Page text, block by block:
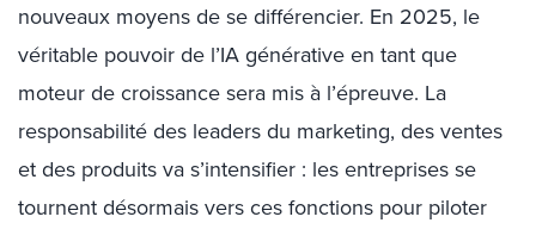
nouveaux moyens de se différencier. En 2025, le
véritable pouvoir de l’IA générative en tant que
moteur de croissance sera mis à l’épreuve. La
responsabilité des leaders du marketing, des ventes
et des produits va s’intensifier : les entreprises se
tournent désormais vers ces fonctions pour piloter